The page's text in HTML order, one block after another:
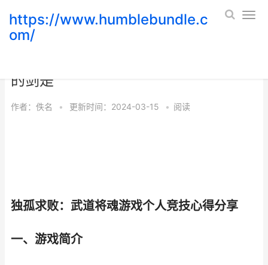
https://www.humblebundle.c
om/
的剑是
作者： 佚名 • 更新时间：2024-03-15 • 阅读
独孤求败：武道将魂游戏个人竞技心得分享
一、游戏简介